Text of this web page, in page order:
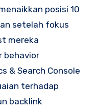
posisi 10
setelah fokus
mereka
behavior
& Search Console
terhadap
backlink